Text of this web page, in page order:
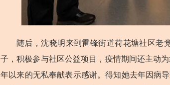
随后，沈晓明来到雷锋街道荷花塘社区老
子，积极参与社区公益项目，疫情期间还主动
年以来的无私奉献表示感谢。得知她去年因病